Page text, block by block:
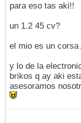
para eso tas aki!!
un 1.2 45 cv?
el mio es un
y lo de la
brikos q ay aki
asesoramos